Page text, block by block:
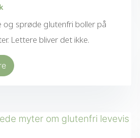
og sprøde glutenfri boller på
Lettere bliver det ikke.